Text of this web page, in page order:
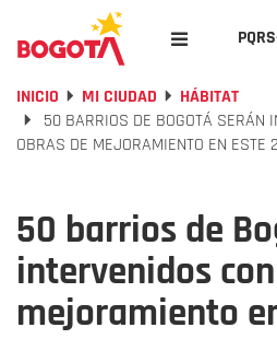
INICIO MI CIUDAD
HÁBITAT
50 BARRIOS DE BOGOTÁ SERÁN
OBRAS DE MEJORAMIENTO EN ESTE
50 barrios de
intervenidos
mejoramiento